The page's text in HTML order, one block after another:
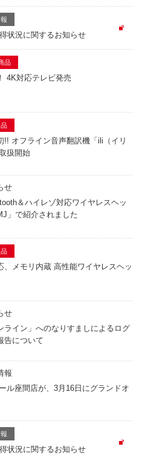
状況に関するお知らせ
品
4K対応テレビ発売
!! オフライン音声翻訳機「ili（イリ
扱開始
せ
＆ハイレゾ対応ワイヤレスヘッ
」で紹介されました
、メモリ内蔵 高性能ワイヤレスヘッ
せ
ライン」へのなりすましによるログ
告について
報
ル座間店が、3月16日にグランドオ
状況に関するお知らせ